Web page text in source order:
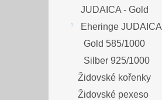
JUDAICA - Gold
Eheringe JUDAICA
Gold 585/1000
Silber 925/1000
Židovské kořenky
Židovské pexeso